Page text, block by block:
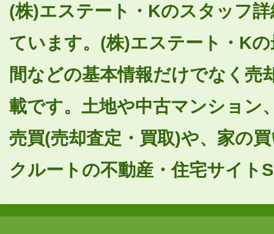
(株)エステート・Kのスタッフ
ています。(株)エステート・K
間などの基本情報だけでなく売
載です。土地や中古マンション
売買(売却査定・買取)や、家の
クルートの不動産・住宅サイト